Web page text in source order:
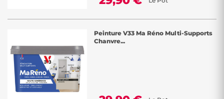
Peinture V33 Ma Réno Multi-Supports
Chanvre...